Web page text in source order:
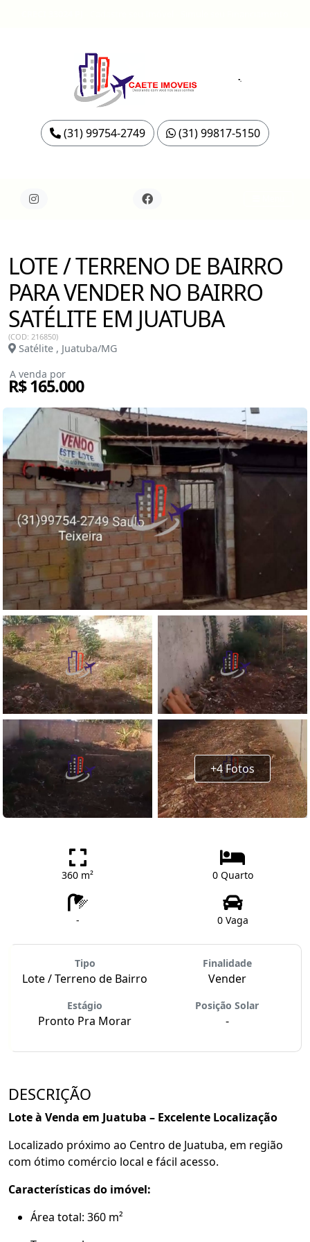
(31) 99754-2749 (31) 99817-5150
LOTE / TERRENO DE BAIRRO
PARA VENDER NO BAIRRO
SATÉLITE EM JUATUBA
(COD: 216850)
Satélite , Juatuba/MG
A venda por
R$ 165.000
+4 Fotos
360 m² 0 Quarto
- 0 Vaga
Tipo
Lote / Terreno de Bairro
Finalidade
Vender
Estágio
Pronto Pra Morar
Posição Solar
-
DESCRIÇÃO
Lote à Venda em Juatuba – Excelente Localização
Localizado próximo ao Centro de Juatuba, em região
com ótimo comércio local e fácil acesso.
Características do imóvel:
Área total: 360 m²